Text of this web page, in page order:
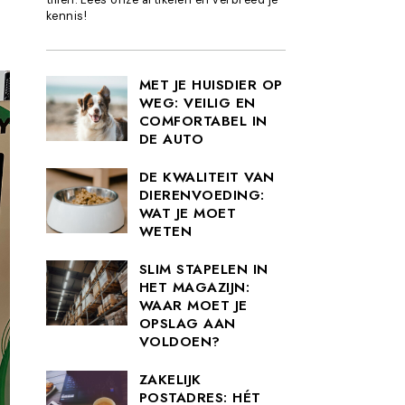
kennis!
MET JE HUISDIER OP
WEG: VEILIG EN
COMFORTABEL IN
DE AUTO
DE KWALITEIT VAN
DIERENVOEDING:
WAT JE MOET
WETEN
SLIM STAPELEN IN
HET MAGAZIJN:
WAAR MOET JE
OPSLAG AAN
VOLDOEN?
ZAKELIJK
POSTADRES: HÉT